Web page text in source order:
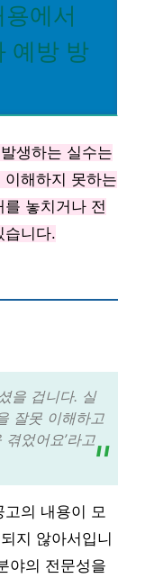
에서
예방 방
생하는 실수는
해하지 못하는
놓치거나 전
습니다.
을 겁니다. 실
잘못 이해하고
었어요’라고
의 내용이 모
지 않아서입니
야의 전문성을